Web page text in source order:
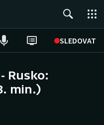
SLEDOVAT
Rusko:
min.)